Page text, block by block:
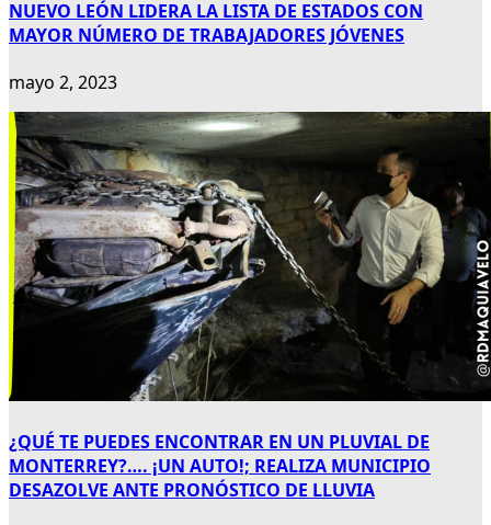
NUEVO LEÓN LIDERA LA LISTA DE ESTADOS CON
MAYOR NÚMERO DE TRABAJADORES JÓVENES
mayo 2, 2023
¿QUÉ TE PUEDES ENCONTRAR EN UN PLUVIAL DE
MONTERREY?…. ¡UN AUTO!; REALIZA MUNICIPIO
DESAZOLVE ANTE PRONÓSTICO DE LLUVIA